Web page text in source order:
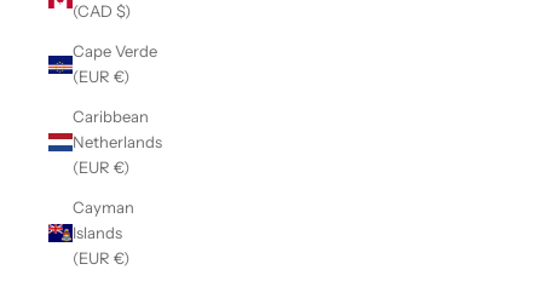
(CAD $)
Cape Verde
(EUR €)
Caribbean
Netherlands
(EUR €)
Cayman
Islands
(EUR €)